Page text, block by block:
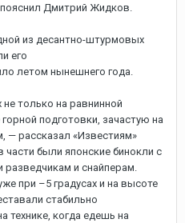
Дмитрий Жидков.
из десантно-штурмовых
его
летом нынешнего года.
только на равнинной
подготовки, зачастую на
— рассказал «Известиям»
части были японские бинокли с
разведчикам и снайперам.
при –5 градусах и на высоте
стабильно
технике, когда едешь на